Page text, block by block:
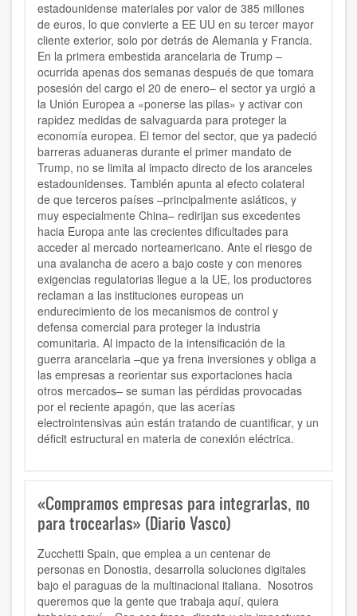
estadounidense materiales por valor de 385 millones
de euros, lo que convierte a EE UU en su tercer mayor
cliente exterior, solo por detrás de Alemania y Francia.
En la primera embestida arancelaria de Trump –
ocurrida apenas dos semanas después de que tomara
posesión del cargo el 20 de enero– el sector ya urgió a
la Unión Europea a «ponerse las pilas» y activar con
rapidez medidas de salvaguarda para proteger la
economía europea. El temor del sector, que ya padeció
barreras aduaneras durante el primer mandato de
Trump, no se limita al impacto directo de los aranceles
estadounidenses. También apunta al efecto colateral
de que terceros países –principalmente asiáticos, y
muy especialmente China– redirijan sus excedentes
hacia Europa ante las crecientes dificultades para
acceder al mercado norteamericano. Ante el riesgo de
una avalancha de acero a bajo coste y con menores
exigencias regulatorias llegue a la UE, los productores
reclaman a las instituciones europeas un
endurecimiento de los mecanismos de control y
defensa comercial para proteger la industria
comunitaria. Al impacto de la intensificación de la
guerra arancelaria –que ya frena inversiones y obliga a
las empresas a reorientar sus exportaciones hacia
otros mercados– se suman las pérdidas provocadas
por el reciente apagón, que las acerías
electrointensivas aún están tratando de cuantificar, y un
déficit estructural en materia de conexión eléctrica.
«Compramos empresas para integrarlas, no
para trocearlas» (Diario Vasco)
Zucchetti Spain, que emplea a un centenar de
personas en Donostia, desarrolla soluciones digitales
bajo el paraguas de la multinacional italiana. Nosotros
queremos que la gente que trabaja aquí, quiera